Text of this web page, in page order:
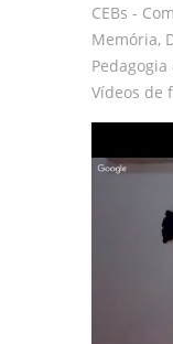
CEBs -
Memória,
Vídeos de